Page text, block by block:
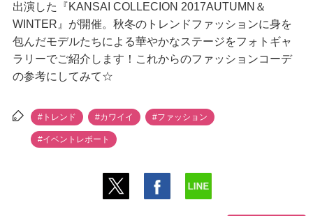
出演した『KANSAI COLLECION 2017AUTUMN＆
WINTER』が開催。秋冬のトレンドファッションに身を
包んだモデルたちによる華やかなステージをフォトギャ
ラリーでご紹介します！これからのファッションコーデ
の参考にしてみて☆
#トレンド #カワイイ #ファッション
#イベントレポート